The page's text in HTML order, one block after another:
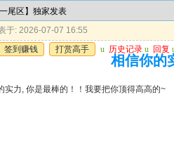
尾区】独家发表
于: 2026-07-07 16:55
签到赚钱
打赏高手 u 历史记录 u 回复
相信你的
实力, 你是最棒的！！我要把你顶得高高的~